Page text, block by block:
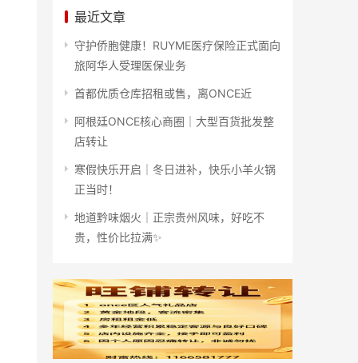
最近文章
守护侨胞健康！RUYME医疗保险正式面向
旅阿华人受理医保业务
首都优质仓库招租或售，离ONCE近
阿根廷ONCE核心商圈｜大型百货批发整
店转让
寒假快乐开启｜冬日进补，快乐小羊火锅
正当时！
地道黔味烟火｜正宗贵州风味，好吃不
贵，性价比拉满✨